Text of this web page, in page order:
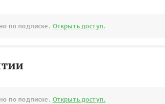
по подписке. Открыть доступ.
по подписке. Открыть доступ.